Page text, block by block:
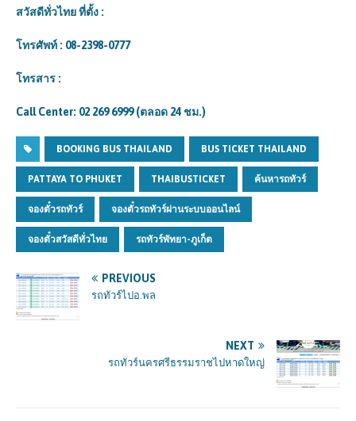
สวัสดีทั่วไทย ที่ตั้ง :
โทรศัพท์ : 08-2398-0777
โทรสาร :
Call Center: 02 269 6999 (ตลอด 24 ชม.)
BOOKING BUS THAILAND BUS TICKET THAILAND
PATTAYA TO PHUKET THAIBUSTICKET ค้นหารถทัวร์
จองตั๋วรถทัวร์ จองตั๋วรถทัวร์ผ่านระบบออนไลน์
จองตั๋วสวัสดีทั่วไทย รถทัวร์พัทยา-ภูเก็ต
PREVIOUS
รถทัวร์ไปอ.พล
NEXT
รถทัวร์นครศรีธรรมราชไปหาดใหญ่